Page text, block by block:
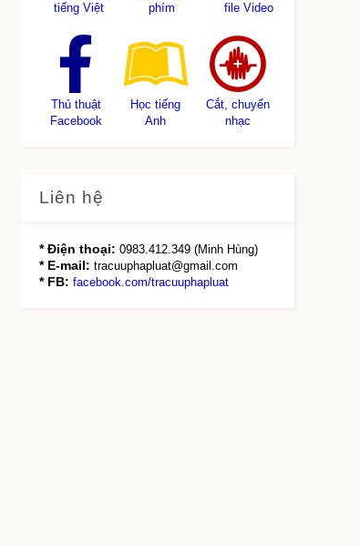
tiếng Việt
phím
file Video
Thủ thuật
Facebook
Học tiếng
Anh
Cắt, chuyển
nhạc
Liên hệ
* Điện thoại: 0983.412.349 (Minh Hùng)
* E-mail: tracuuphapluat@gmail.com
* FB: facebook.com/tracuuphapluat